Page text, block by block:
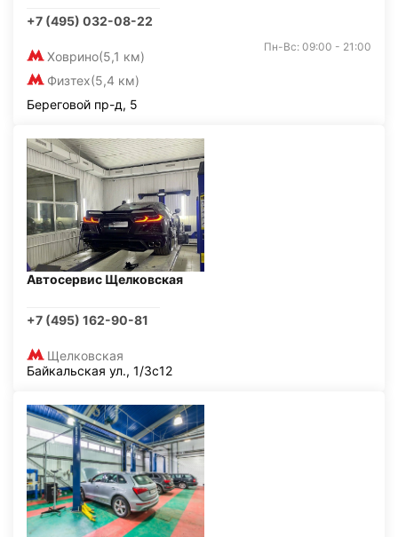
+7 (495) 032-08-22
Ховрино(5,1 км)
Физтех(5,4 км)
Пн-Вс: 09:00 - 21:00
Береговой пр-д, 5
Автосервис Щелковская
+7 (495) 162-90-81
Щелковская
Байкальская ул., 1/3с12